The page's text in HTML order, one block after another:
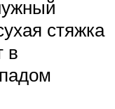
стяжка
в